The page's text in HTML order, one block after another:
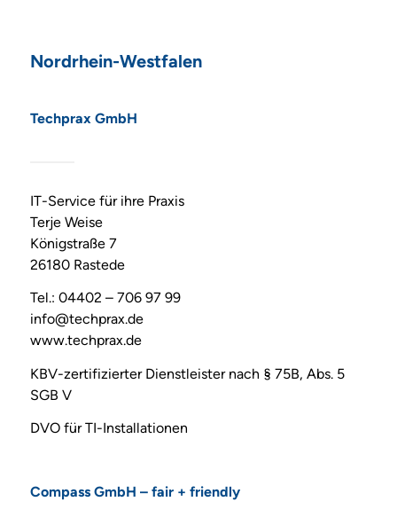
Nordrhein-Westfalen
Techprax GmbH
IT-Service für ihre Praxis
Terje Weise
Königstraße 7
26180 Rastede
Tel.: 04402 – 706 97 99
info@techprax.de
www.techprax.de
KBV-zertifizierter Dienstleister nach § 75B, Abs. 5
SGB V
DVO für TI-Installationen
Compass GmbH – fair + friendly